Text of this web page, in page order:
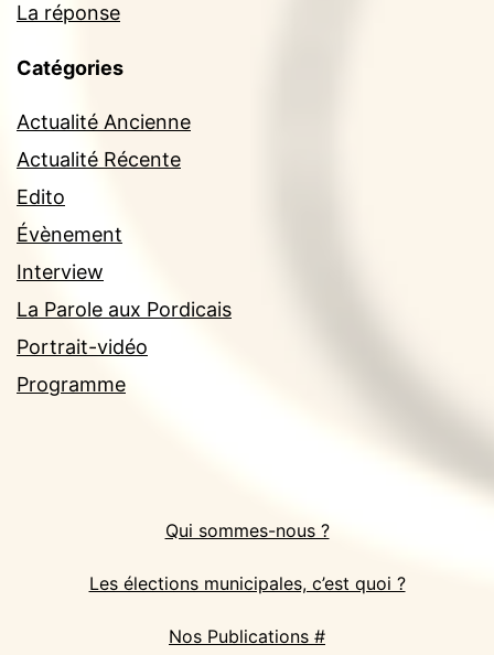
La réponse
Catégories
Actualité Ancienne
Actualité Récente
Edito
Évènement
Interview
La Parole aux Pordicais
Portrait-vidéo
Programme
Qui sommes-nous ?
Les élections municipales, c’est quoi ?
Nos Publications #